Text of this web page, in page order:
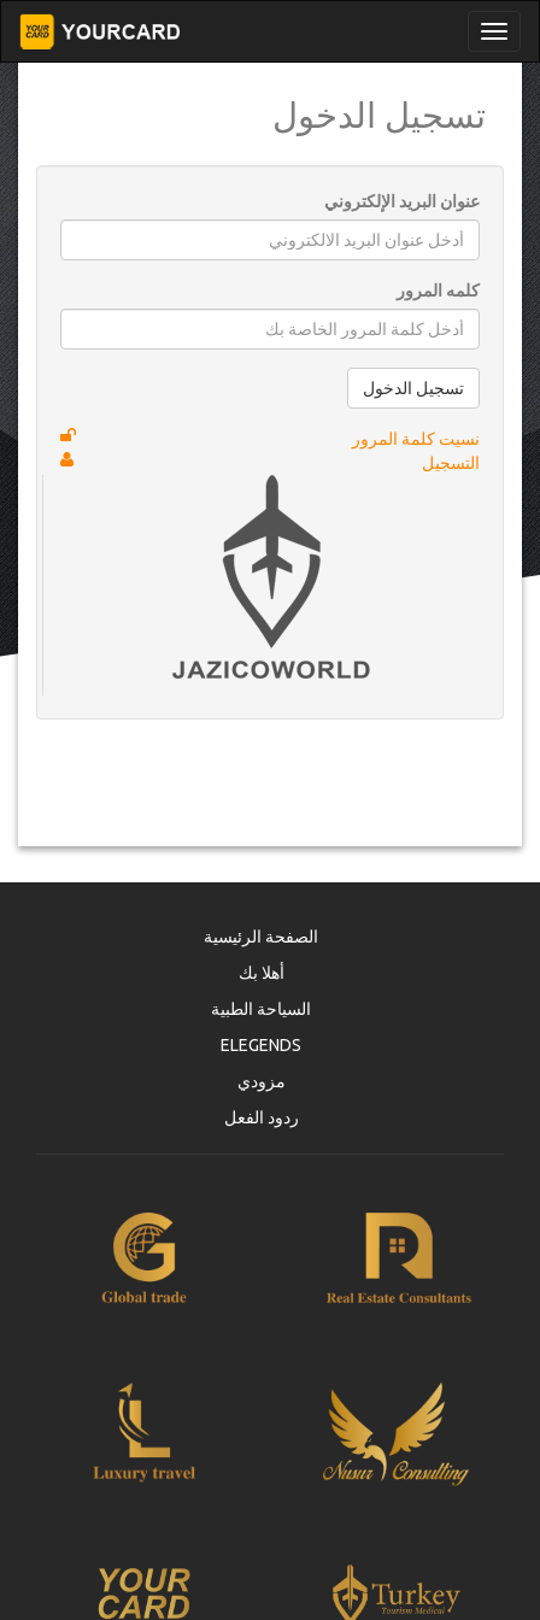
تسجيل الدخول
عنوان البريد الإلكتروني
كلمه المرور
تسجيل الدخول
نسيت كلمة المرور
التسجيل
الصفحة الرئيسية
أهلا بك
السياحة الطبية
ELEGENDS
مزودي
ردود الفعل